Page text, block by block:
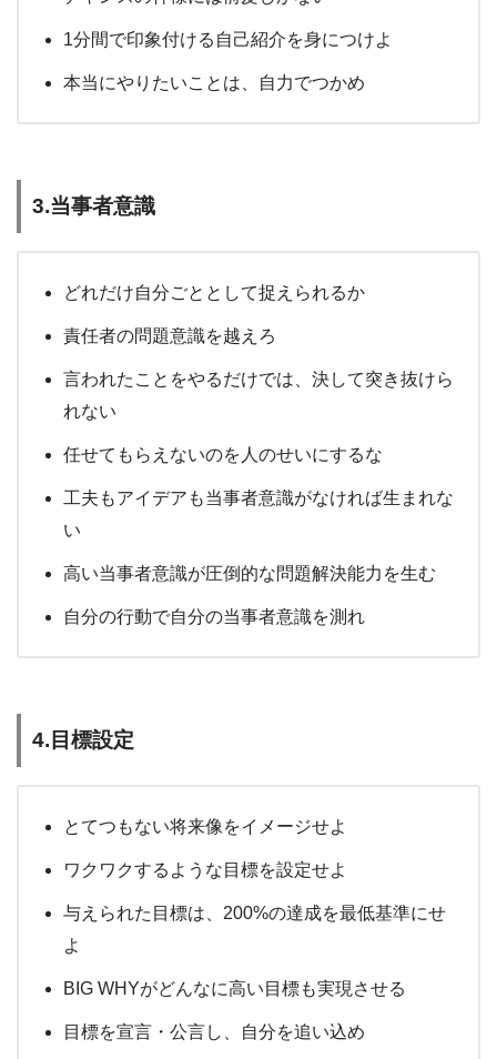
1分間で印象付ける自己紹介を身につけよ
本当にやりたいことは、自力でつかめ
3.当事者意識
どれだけ自分ごととして捉えられるか
責任者の問題意識を越えろ
言われたことをやるだけでは、決して突き抜けら
れない
任せてもらえないのを人のせいにするな
工夫もアイデアも当事者意識がなければ生まれな
い
高い当事者意識が圧倒的な問題解決能力を生む
自分の行動で自分の当事者意識を測れ
4.目標設定
とてつもない将来像をイメージせよ
ワクワクするような目標を設定せよ
与えられた目標は、200%の達成を最低基準にせ
よ
BIG WHYがどんなに高い目標も実現させる
目標を宣言・公言し、自分を追い込め